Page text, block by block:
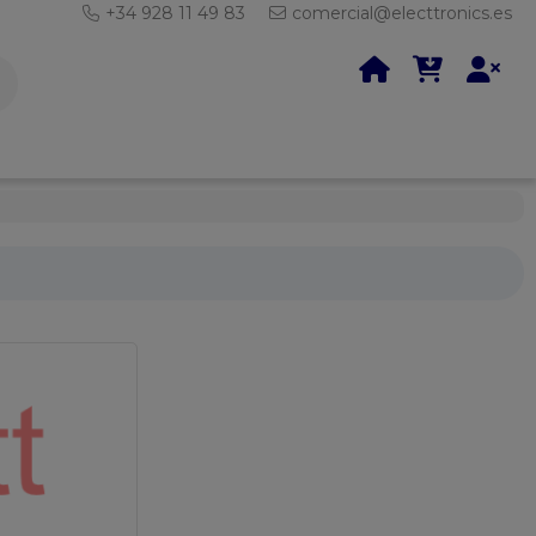
+34 928 11 49 83 comercial@electtronics.es